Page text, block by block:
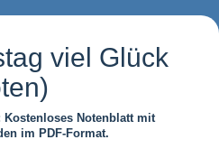
viel Glück
Notenblatt mit
im PDF-Format.